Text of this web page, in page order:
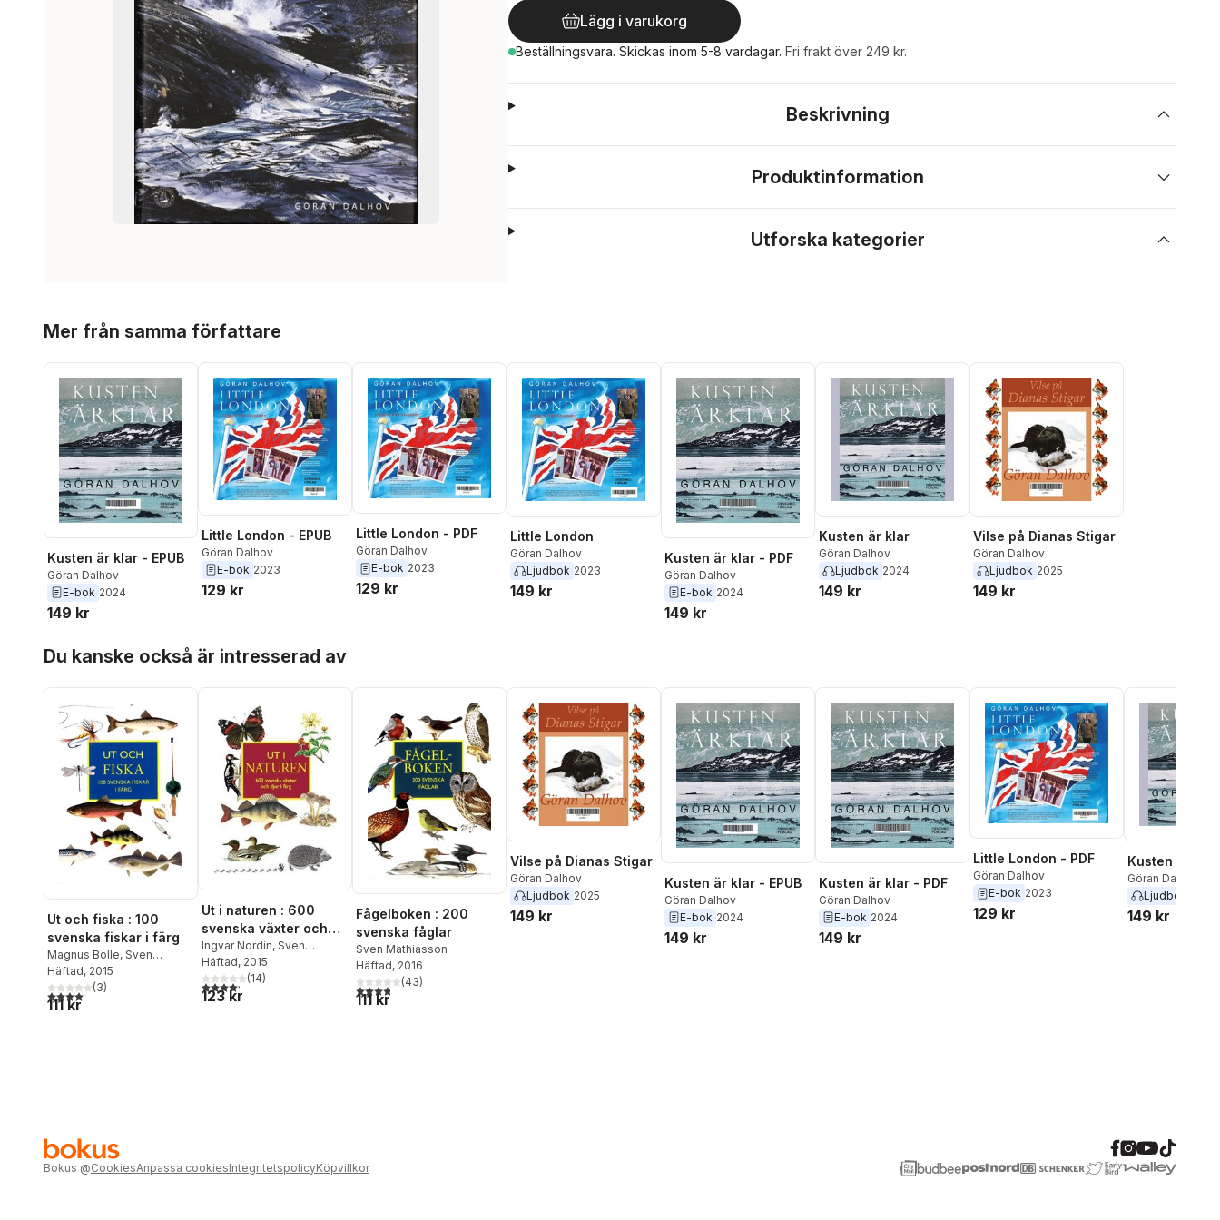
Lägg i varukorg
Beställningsvara. Skickas inom 5-8 vardagar. Fri frakt över 249 kr.
Beskrivning
Produktinformation
Utforska kategorier
Mer från samma författare
Kusten är klar - EPUB
Göran Dalhov
E-bok 2024
149 kr
Little London - EPUB
Göran Dalhov
E-bok 2023
129 kr
Little London - PDF
Göran Dalhov
E-bok 2023
129 kr
Little London
Göran Dalhov
Ljudbok 2023
149 kr
Kusten är klar - PDF
Göran Dalhov
E-bok 2024
149 kr
Kusten är klar
Göran Dalhov
Ljudbok 2024
149 kr
Vilse på Dianas Stigar
Göran Dalhov
Ljudbok 2025
149 kr
Du kanske också är intresserad av
Ut och fiska : 100
svenska fiskar i färg
Magnus Bolle, Sven
Mathiasson,
Häftad, 2015
4,0utav 5 stjärnor. Totalt antal röster:
(3)
111 kr
Ut i naturen : 600
svenska växter och
djur i färg
Ingvar Nordin, Sven
Mathiasson,
Karl-Axel Jansson
Häftad, 2015
4,2utav 5 stjärnor. Totalt antal röster:
(14)
123 kr
Fågelboken : 200
svenska fåglar
Sven Mathiasson
Häftad, 2016
3,8utav 5 stjärnor. Totalt antal röster:
(43)
111 kr
Vilse på Dianas Stigar
Göran Dalhov
Ljudbok 2025
149 kr
Kusten är klar - EPUB
Göran Dalhov
E-bok 2024
149 kr
Kusten är klar - PDF
Göran Dalhov
E-bok 2024
149 kr
Little London - PDF
Göran Dalhov
E-bok 2023
129 kr
Kusten är klar
Göran Dalhov
Ljudbok
149 kr
Bokus @CookiesAnpassa cookiesIntegritetspolicyKöpvillkor